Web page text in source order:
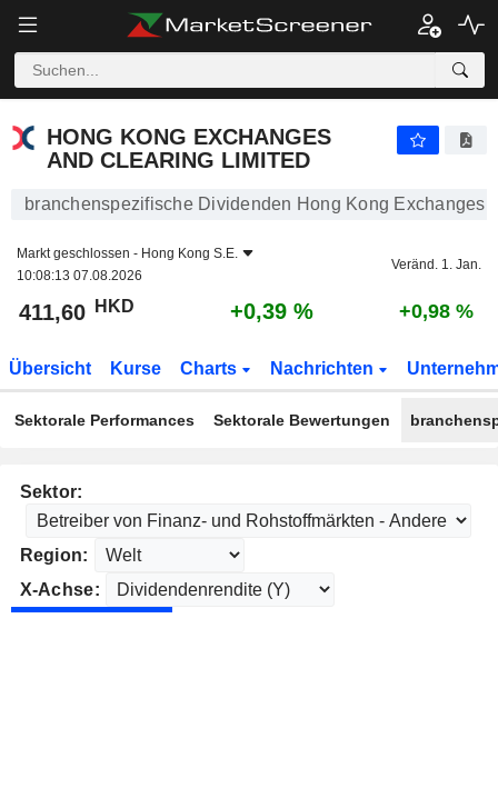
HONG KONG EXCHANGES
AND CLEARING LIMITED
branchenspezifische Dividenden Hong Kong Exchanges
Markt geschlossen - Hong Kong S.E.
10:08:13 07.08.2026
Veränd. 1. Jan.
411,60 HKD +0,39 % +0,98 %
Übersicht Kurse Charts Nachrichten
Sektorale Performances Sektorale Bewertungen
Sektor:
Region:
X-Achse: